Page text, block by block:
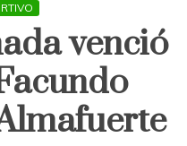
venció